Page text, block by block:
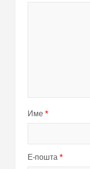
Име *
Е-пошта *